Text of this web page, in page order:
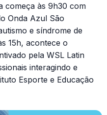
começa às 9h30 com
Onda Azul São
e síndrome de
15h, acontece o
pela WSL Latin
interagindo e
Esporte e Educação